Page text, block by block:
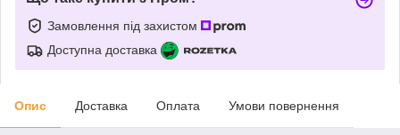
Замовлення під захистом
Доступна доставка
Опис Доставка Оплата Умови повернення